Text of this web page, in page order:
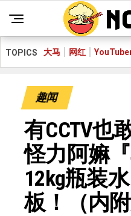
TOPICS 大马 网红
趣闻
有CCTV也
怪力阿嫲
12kg瓶装
板！（内附